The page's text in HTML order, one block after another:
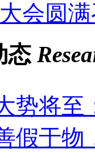
会圆
态
势将至
假于